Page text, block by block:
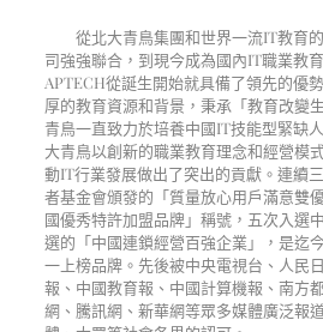
從北大青鳥集團和世界一流IT教育
司強強聯合，到現今成為國內IT職業教
APTECH從誕生開始就具備了領先的優
厚的教育資源和背景，秉承「教育改變
青鳥一直致力於培養中國IT技能型緊缺
大青鳥以創新的職業教育理念和經營模
動IT行業發展做出了突出的貢獻。連續
者基金會頒發的「質量放心用戶滿意雙
國優秀特許加盟品牌」稱號，五次入選
選的「中國連鎖經營百強企業」，是迄
一上榜品牌。先後被中央電視台、人民
報、中國教育報、中國計算機報、南方
網、騰訊網、新華網等眾多媒體廣泛報